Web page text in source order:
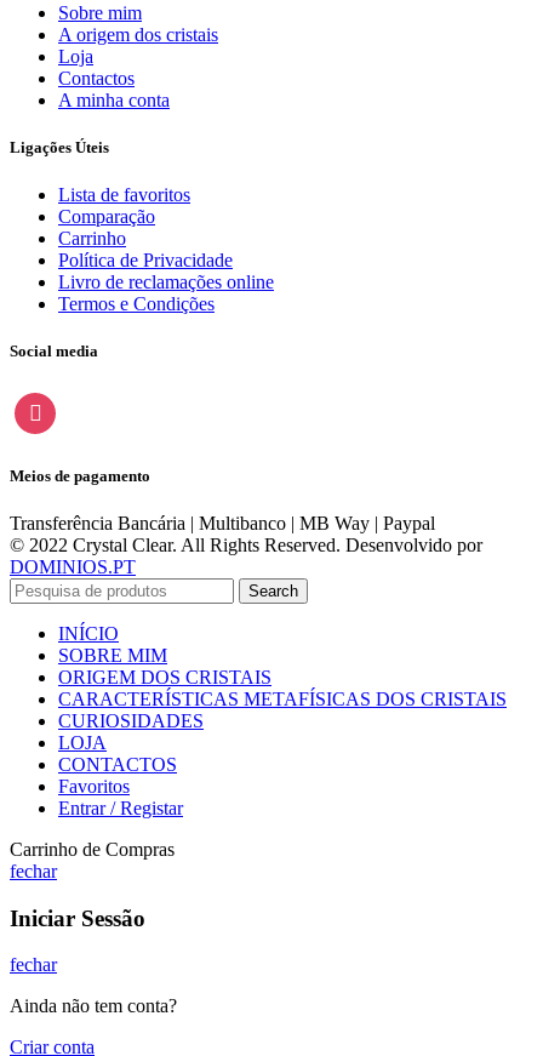
Sobre mim
A origem dos cristais
Loja
Contactos
A minha conta
Ligações Úteis
Lista de favoritos
Comparação
Carrinho
Política de Privacidade
Livro de reclamações online
Termos e Condições
Social media
instagram
Meios de pagamento
Transferência Bancária | Multibanco | MB Way | Paypal
© 2022 Crystal Clear. All Rights Reserved. Desenvolvido por
DOMINIOS.PT
Search
INÍCIO
SOBRE MIM
ORIGEM DOS CRISTAIS
CARACTERÍSTICAS METAFÍSICAS DOS CRISTAIS
CURIOSIDADES
LOJA
CONTACTOS
Favoritos
Entrar / Registar
Carrinho de Compras
fechar
Iniciar Sessão
fechar
Ainda não tem conta?
Criar conta